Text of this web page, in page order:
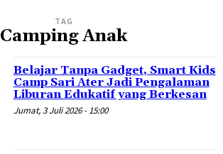
TAG
Camping Anak
Belajar Tanpa Gadget, Smart Kids
Camp Sari Ater Jadi Pengalaman
Liburan Edukatif yang Berkesan
Jumat, 3 Juli 2026 - 15:00